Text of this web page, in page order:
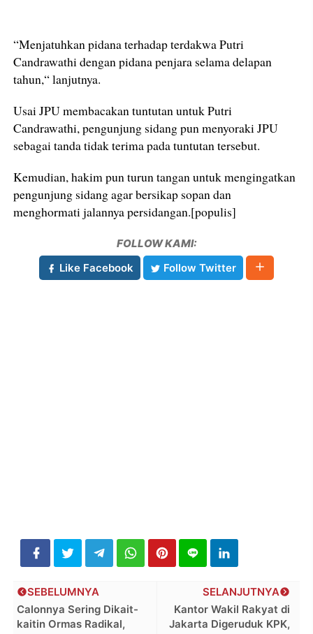
“Menjatuhkan pidana terhadap terdakwa Putri
Candrawathi dengan pidana penjara selama delapan
tahun,“ lanjutnya.
Usai JPU membacakan tuntutan untuk Putri
Candrawathi, pengunjung sidang pun menyoraki JPU
sebagai tanda tidak terima pada tuntutan tersebut.
Kemudian, hakim pun turun tangan untuk mengingatkan
pengunjung sidang agar bersikap sopan dan
menghormati jalannya persidangan.[populis]
FOLLOW KAMI:
Like Facebook
Follow Twitter
SELANJUTNYA
Kantor Wakil Rakyat di
Jakarta Digeruduk KPK,
SEBELUMNYA
Calonnya Sering Dikait-
kaitin Ormas Radikal,